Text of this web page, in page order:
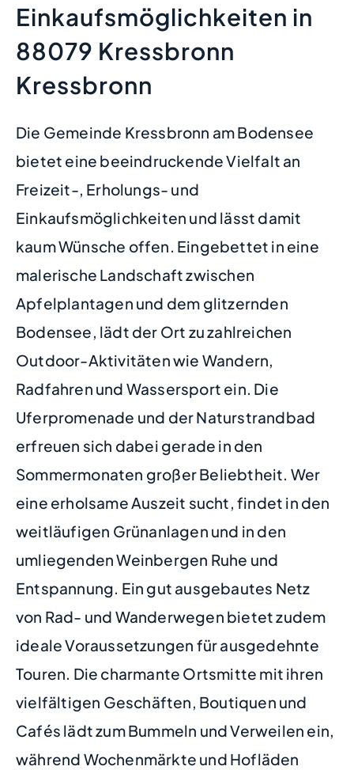
Einkaufsmöglichkeiten in
88079 Kressbronn
Kressbronn
Die Gemeinde Kressbronn am Bodensee
bietet eine beeindruckende Vielfalt an
Freizeit-, Erholungs- und
Einkaufsmöglichkeiten und lässt damit
kaum Wünsche offen. Eingebettet in eine
malerische Landschaft zwischen
Apfelplantagen und dem glitzernden
Bodensee, lädt der Ort zu zahlreichen
Outdoor-Aktivitäten wie Wandern,
Radfahren und Wassersport ein. Die
Uferpromenade und der Naturstrandbad
erfreuen sich dabei gerade in den
Sommermonaten großer Beliebtheit. Wer
eine erholsame Auszeit sucht, findet in den
weitläufigen Grünanlagen und in den
umliegenden Weinbergen Ruhe und
Entspannung. Ein gut ausgebautes Netz
von Rad- und Wanderwegen bietet zudem
ideale Voraussetzungen für ausgedehnte
Touren. Die charmante Ortsmitte mit ihren
vielfältigen Geschäften, Boutiquen und
Cafés lädt zum Bummeln und Verweilen ein,
während Wochenmärkte und Hofläden